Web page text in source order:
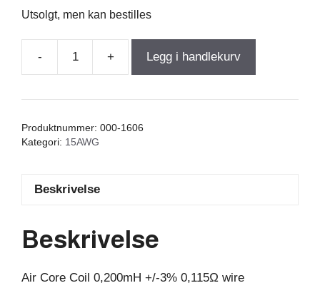
Utsolgt, men kan bestilles
-
Coil
antall
+ Legg i handlekurv
Produktnummer: 000-1606
Kategori: 15AWG
Beskrivelse
Beskrivelse
Air Core Coil 0,200mH +/-3% 0,115Ω wire